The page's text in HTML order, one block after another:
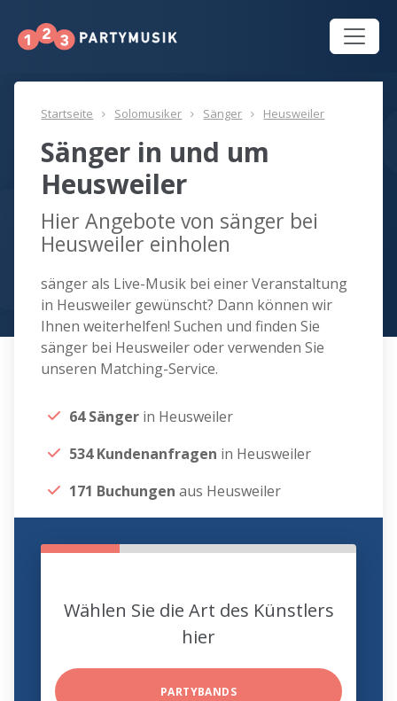
Startseite Solomusiker Sänger Heusweiler
Sänger in und um
Heusweiler
Hier Angebote von sänger bei
Heusweiler einholen
sänger als Live-Musik bei einer Veranstaltung
in Heusweiler gewünscht? Dann können wir
Ihnen weiterhelfen! Suchen und finden Sie
sänger bei Heusweiler oder verwenden Sie
unseren Matching-Service.
64 Sänger in Heusweiler
534 Kundenanfragen in Heusweiler
171 Buchungen aus Heusweiler
Wählen Sie die Art des Künstlers
hier
PARTYBANDS